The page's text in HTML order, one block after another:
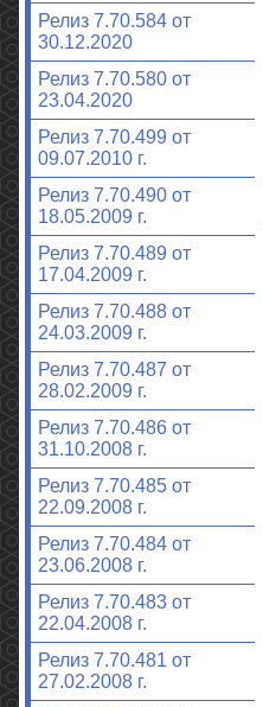
Релиз 7.70.584 от
30.12.2020
Релиз 7.70.580 от
23.04.2020
Релиз 7.70.499 от
09.07.2010 г.
Релиз 7.70.490 от
18.05.2009 г.
Релиз 7.70.489 от
17.04.2009 г.
Релиз 7.70.488 от
24.03.2009 г.
Релиз 7.70.487 от
28.02.2009 г.
Релиз 7.70.486 от
31.10.2008 г.
Релиз 7.70.485 от
22.09.2008 г.
Релиз 7.70.484 от
23.06.2008 г.
Релиз 7.70.483 от
22.04.2008 г.
Релиз 7.70.481 от
27.02.2008 г.